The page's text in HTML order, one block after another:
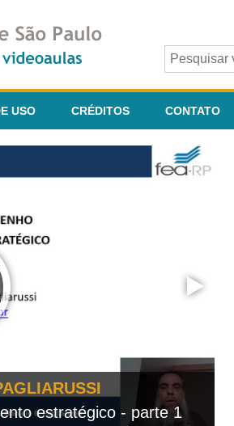
USO CRÉDITOS CONTATO
estratégico - parte 1